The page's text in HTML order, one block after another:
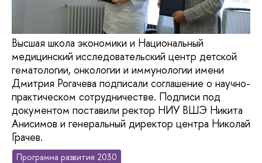
Высшая школа экономики и Национальный
медицинский исследовательский центр детской
гематологии, онкологии и иммунологии имени
Дмитрия Рогачева подписали соглашение о научно-
практическом сотрудничестве. Подписи под
документом поставили ректор НИУ ВШЭ Никита
Анисимов и генеральный директор центра Николай
Грачев.
Программа развития 2030